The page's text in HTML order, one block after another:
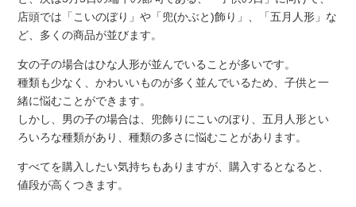
店頭では「こいのぼり」や「兜(かぶと)飾り」、「五月人形」な
ど、多くの商品が並びます。
女の子の場合はひな人形が並んでいることが多いです。
種類も少なく、かわいいものが多く並んでいるため、子供と一
緒に悩むことができます。
しかし、男の子の場合は、兜飾りにこいのぼり、五月人形とい
ろいろな種類があり、種類の多さに悩むことがあります。
すべてを購入したい気持ちもありますが、購入するとなると、
値段が高くつきます。